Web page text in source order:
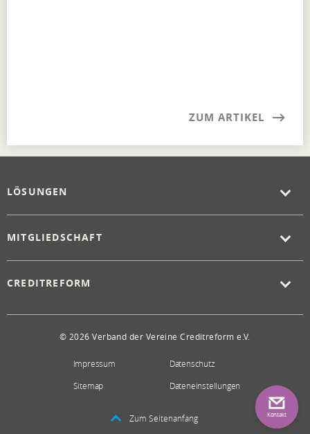
ZUM ARTIKEL
LÖSUNGEN
MITGLIEDSCHAFT
CREDITREFORM
© 2026 Verband der Vereine Creditreform e.V.
Impressum
Datenschutz
Sitemap
Dateneinstellungen
Zum Seitenanfang Kontakt